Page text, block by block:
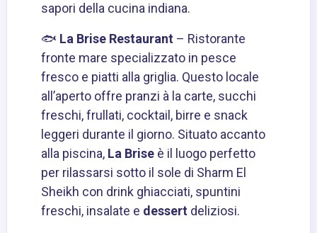
sapori della cucina indiana.
🐟 La Brise Restaurant – Ristorante
fronte mare specializzato in pesce
fresco e piatti alla griglia. Questo locale
all’aperto offre pranzi à la carte, succhi
freschi, frullati, cocktail, birre e snack
leggeri durante il giorno. Situato accanto
alla piscina, La Brise è il luogo perfetto
per rilassarsi sotto il sole di Sharm El
Sheikh con drink ghiacciati, spuntini
freschi, insalate e dessert deliziosi.